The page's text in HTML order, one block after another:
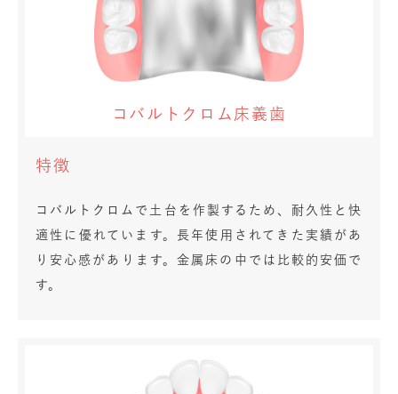
コバルトクロム床義歯
特徴
コバルトクロムで土台を作製するため、耐久性と快
適性に優れています。長年使用されてきた実績があ
り安心感があります。金属床の中では比較的安価で
す。